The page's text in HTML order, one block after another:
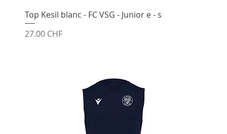
Top Kesil blanc - FC VSG - Junior e - s
Prix
27.00 CHF